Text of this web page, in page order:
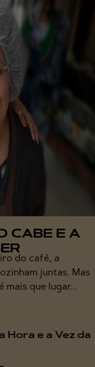
CABE E A
do café, a
juntas. Mas
mais que lugar...